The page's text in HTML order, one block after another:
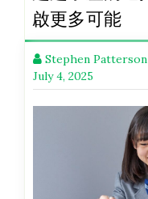
啟更多可能
Stephen Patterson
July 4, 2025